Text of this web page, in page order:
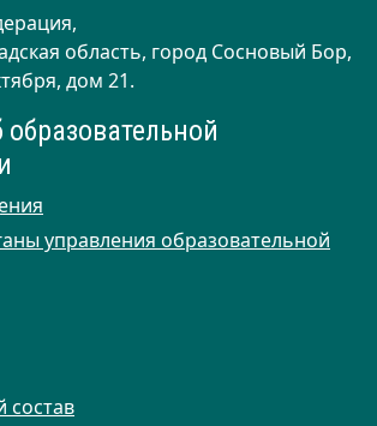
область, город Сосновый Бор,
дом 21.
управления образовательной
состав